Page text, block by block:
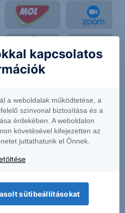
az Erste Befektetési Zrt.
u. 24-26.; tev. eng. szám: E-
tőzsdetagság: BÉT Zrt.; a továbbiakban:
alapulnak, de azokért a
nem vállal. A jelen
értékpapír jegyzésére, vételére,
ajánlatnak. Felhívjuk szíves figyelmét
kapcsolatos
a weboldalak működtetése, a
színvonal biztosítása és a
érdekében. A weboldalon
követésével kifejezetten az
juttathatunk el Önnek.
sütibeállításokat